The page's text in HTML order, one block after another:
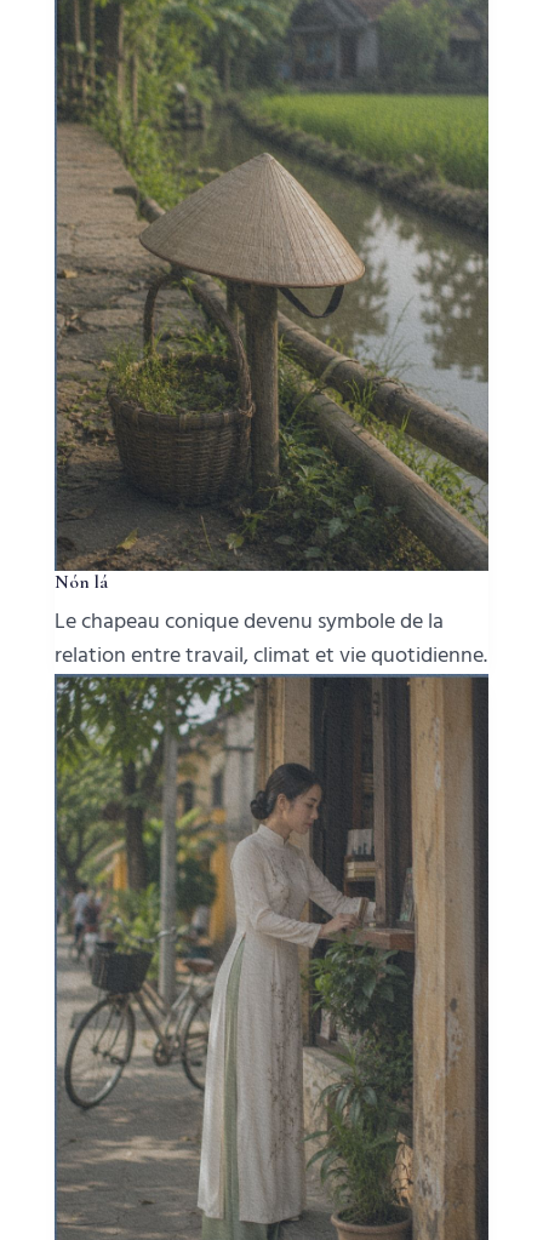
Nón lá
Le chapeau conique devenu symbole de la
relation entre travail, climat et vie quotidienne.